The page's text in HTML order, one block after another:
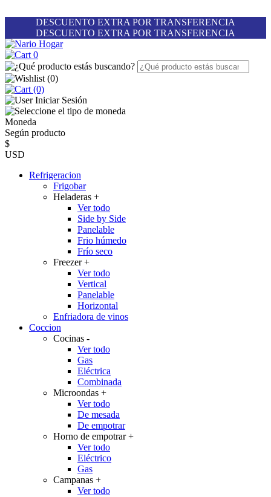
DESCUENTO EXTRA POR TRANSFERENCIA
DESCUENTO EXTRA POR TRANSFERENCIA
0
(0)
(0)
Iniciar Sesión
Moneda
Según producto
$
USD
Refrigeracion
Frigobar
Heladeras +
Ver todo
Side by Side
Panelable
Frio húmedo
Frío seco
Freezer+
Ver todo
Vertical
Panelable
Horizontal
Enfriadora de vinos
Coccion
Cocinas -
Ver todo
Gas
Eléctrica
Combinada
Microondas +
Ver todo
De mesada
De empotrar
Horno de empotrar+
Ver todo
Eléctrico
Gas
Campanas +
Ver todo